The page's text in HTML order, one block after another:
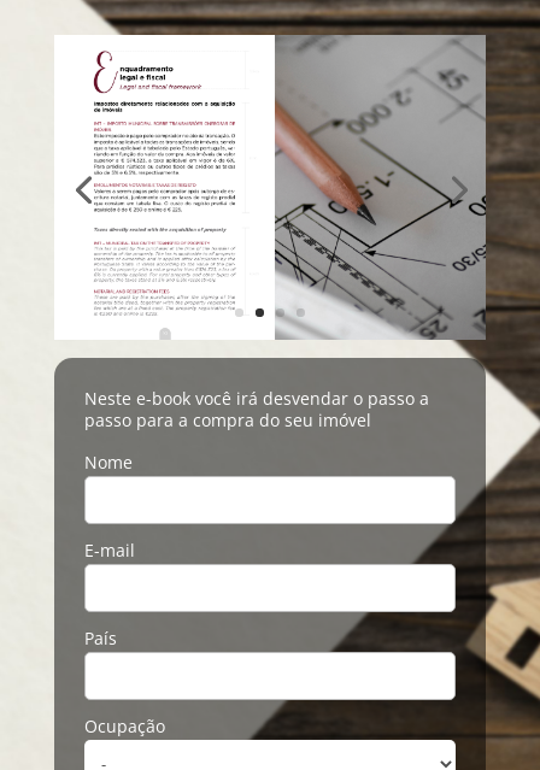
Neste e-book você irá desvendar o passo a
passo para a compra do seu imóvel
Nome
E-mail
País
Ocupação